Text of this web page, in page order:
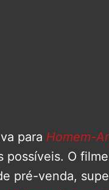
para Homem-
possíveis. O
pré-venda,